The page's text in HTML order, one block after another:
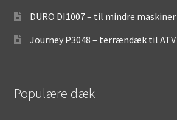
DURO DI1007 – til mindre
Journey P3048 – terrændæk til ATV
Populære dæk